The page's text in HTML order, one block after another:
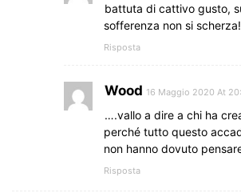
battuta di cattivo gusto,
sofferenza non si
Risposta
Wood 16 Maggio 2020 At
….vallo a dire a chi ha
perché tutto questo
non hanno dovuto
Risposta